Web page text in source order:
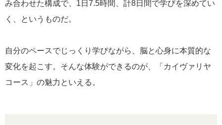
み合わせた構成で、1日7.5時間、計8日間で学びを深めてい
く、というものだ。
自分のペースでじっくり学びながら、脳と心身に本質的な
変化を起こす。そんな体験ができるのが、「カイヴァリヤ
コース」の魅力といえる。